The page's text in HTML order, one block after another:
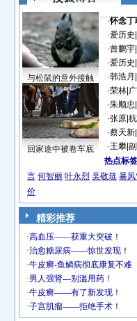
与松鼠的意外接触
回家途中被卷车底
·怀念丁
·爱历史
·曾鹏宇|
·爱历史
·韩浩月
·荣林|
·朱顺忠
·张原|
·蔡天新|
·王攀|
热点标签
言 何智丽 叶永烈 吴敬琏 暴
价
精彩推荐